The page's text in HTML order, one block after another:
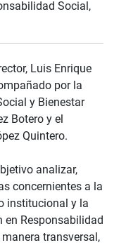
Social,
Luis Enrique
por la
y Bienestar
Botero y el
Quintero.
analizar,
concernientes a la
institucional y la
Responsabilidad
transversal,